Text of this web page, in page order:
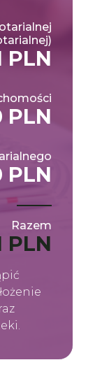
PLN
PLN
PLN
Razem
PLN